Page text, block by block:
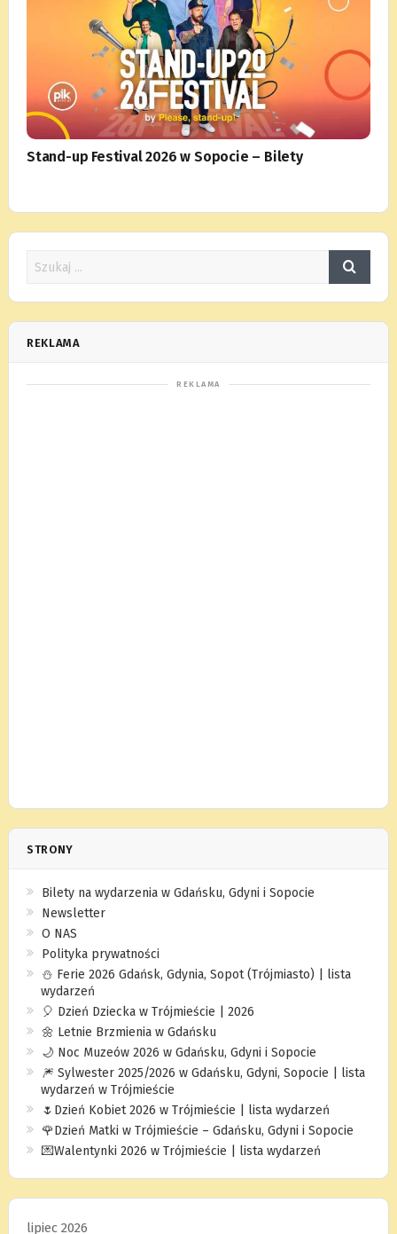
Stand-up Festival 2026 w Sopocie – Bilety
REKLAMA
STRONY
Bilety na wydarzenia w Gdańsku, Gdyni i Sopocie
Newsletter
O NAS
Polityka prywatności
⛄️ Ferie 2026 Gdańsk, Gdynia, Sopot (Trójmiasto) | lista
wydarzeń
🎈 Dzień Dziecka w Trójmieście | 2026
🌼 Letnie Brzmienia w Gdańsku
🌙 Noc Muzeów 2026 w Gdańsku, Gdyni i Sopocie
🎆 Sylwester 2025/2026 w Gdańsku, Gdyni, Sopocie | lista
wydarzeń w Trójmieście
🌷Dzień Kobiet 2026 w Trójmieście | lista wydarzeń
🌹Dzień Matki w Trójmieście – Gdańsku, Gdyni i Sopocie
💌Walentynki 2026 w Trójmieście | lista wydarzeń
lipiec 2026